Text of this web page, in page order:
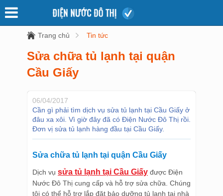
Trang chủ Tin tức
Sửa chữa tủ lạnh tại quận
Cầu Giấy
06/04/2017
Cần gì phải tìm dịch vụ sửa tủ lạnh tại Cầu Giấy ở
đâu xa xôi. Vì giờ đây đã có Điện Nước Đô Thị rồi.
Đơn vị sửa tủ lạnh hàng đầu tại Cầu Giấy.
Sửa chữa tủ lạnh tại quận Cầu Giấy
Dịch vụ sửa tủ lạnh tại Cầu Giấy được Điện
Nước Đô Thị cung cấp và hỗ trợ sửa chữa. Chúng
tôi có thể hỗ trơ lắp đặt bảo dưỡng tủ lạnh tại nhà